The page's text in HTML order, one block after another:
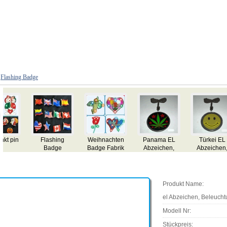
Flashing Badge
Pakistan EL
Abzeichen,
Beleuchtung el
Tunesien El
Badge,
Beleuchtung el
Oman EL
Abzeichen,
Beleuchtung el
Norwegen EL
Abzeichen,
Beleuchtung el
Geschenk
Produkt Name:
el Abzeichen,
Modell Nr:
Stückpreis: